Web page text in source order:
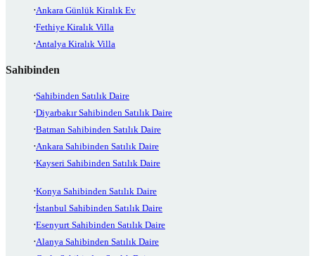
Ankara Günlük Kiralık Ev
Fethiye Kiralık Villa
Antalya Kiralık Villa
Sahibinden
Sahibinden Satılık Daire
Diyarbakır Sahibinden Satılık Daire
Batman Sahibinden Satılık Daire
Ankara Sahibinden Satılık Daire
Kayseri Sahibinden Satılık Daire
Konya Sahibinden Satılık Daire
İstanbul Sahibinden Satılık Daire
Esenyurt Sahibinden Satılık Daire
Alanya Sahibinden Satılık Daire